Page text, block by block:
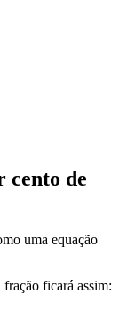
cento de
uma equação
fração ficará assim: